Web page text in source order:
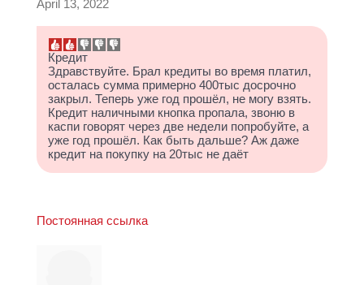
April 13, 2022
Кредит
Здравствуйте. Брал кредиты во время платил,
осталась сумма примерно 400тыс досрочно
закрыл. Теперь уже год прошёл, не могу взять.
Кредит наличными кнопка пропала, звоню в
каспи говорят через две недели попробуйте, а
уже год прошёл. Как быть дальше? Аж даже
кредит на покупку на 20тыс не даёт
Постоянная ссылка